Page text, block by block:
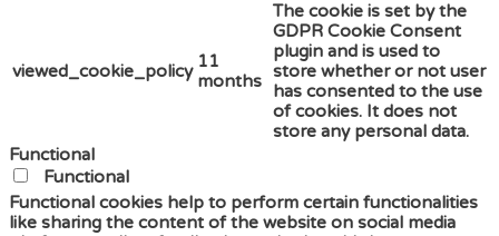
viewed_cookie_policy 11
months
The cookie is set by the
GDPR Cookie Consent
plugin and is used to
store whether or not user
has consented to the use
of cookies. It does not
store any personal data.
Functional
Functional
Functional cookies help to perform certain functionalities
like sharing the content of the website on social media